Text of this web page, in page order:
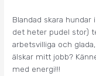
Blandad skara
det heter pudel stor)
arbetsvilliga och
älskar mitt jobb?
med energi!!!